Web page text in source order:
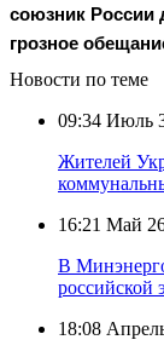
союзник России
грозное
Новости по теме
09:34 Июль
Жителей
16:21 Май
В
российской
18:08